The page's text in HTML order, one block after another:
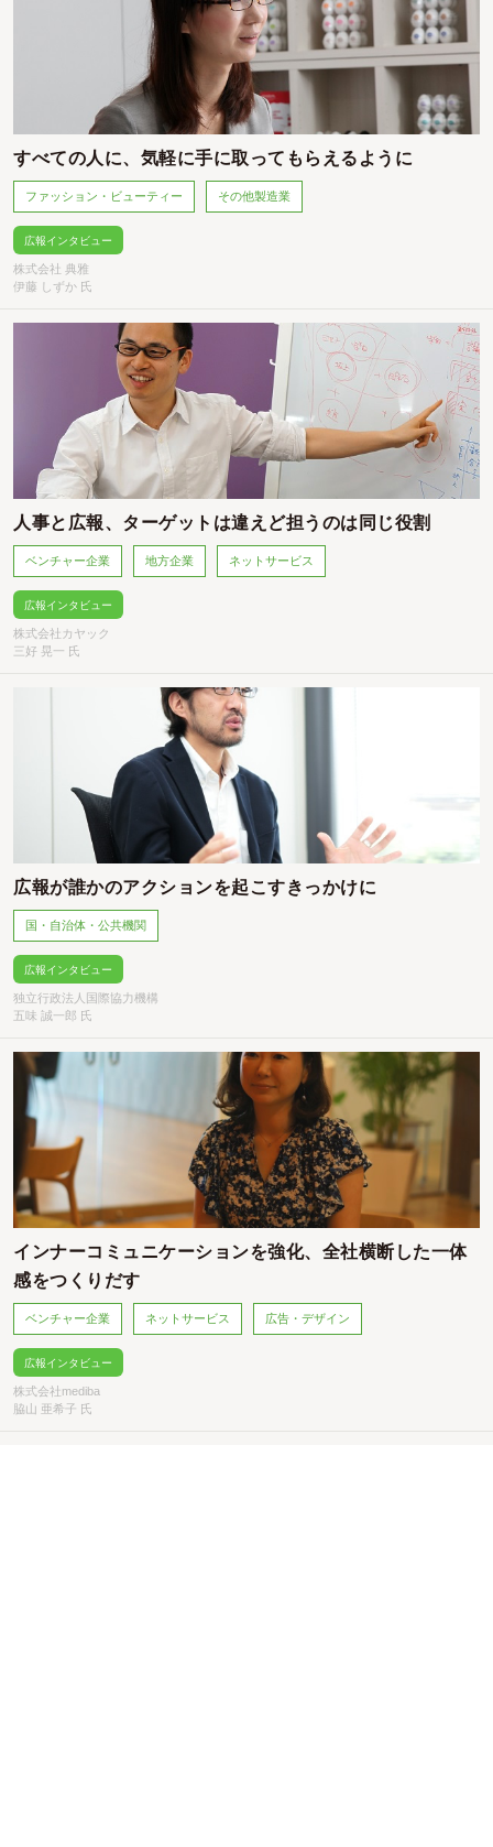
すべての人に、気軽に手に取ってもらえるように
ファッション・ビューティー その他製造業
広報インタビュー
株式会社 典雅
伊藤 しずか 氏
人事と広報、ターゲットは違えど担うのは同じ役割
ベンチャー企業 地方企業 ネットサービス
広報インタビュー
株式会社カヤック
三好 晃一 氏
広報が誰かのアクションを起こすきっかけに
国・自治体・公共機関
広報インタビュー
独立行政法人国際協力機構
五味 誠一郎 氏
インナーコミュニケーションを強化、全社横断した一体
感をつくりだす
ベンチャー企業 ネットサービス 広告・デザイン
広報インタビュー
株式会社mediba
脇山 亜希子 氏